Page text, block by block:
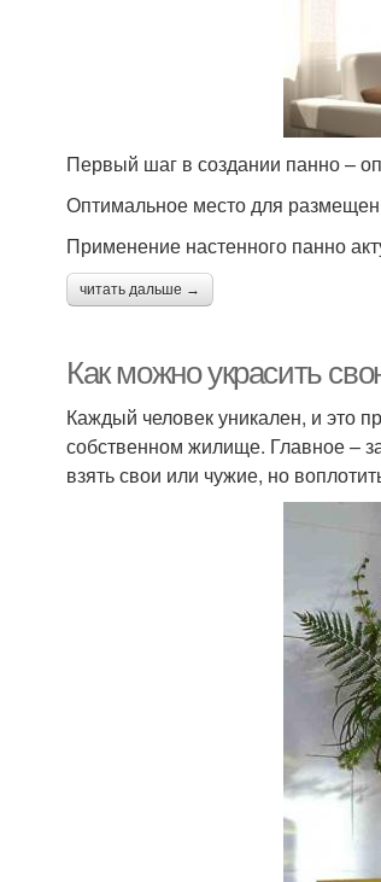
Первый шаг в создании панно –
Оптимальное место для
Применение настенного панно
читать дальше →
Как можно украсить
Каждый человек уникален, и это
собственном жилище. Главное –
взять свои или чужие, но